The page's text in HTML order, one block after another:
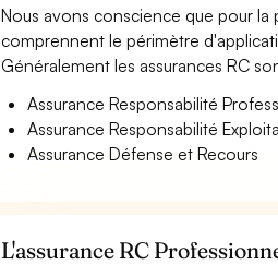
Nous avons conscience que pour la
comprennent le périmètre
Généralement les assurances RC
Assurance Responsabilité
Assurance Responsabilité
Assurance Défense et Recours
L'assurance RC